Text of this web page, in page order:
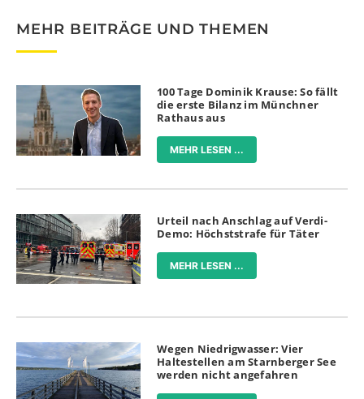
MEHR BEITRÄGE UND THEMEN
100 Tage Dominik Krause: So fällt
die erste Bilanz im Münchner
Rathaus aus
MEHR LESEN ...
Urteil nach Anschlag auf Verdi-
Demo: Höchststrafe für Täter
MEHR LESEN ...
Wegen Niedrigwasser: Vier
Haltestellen am Starnberger See
werden nicht angefahren